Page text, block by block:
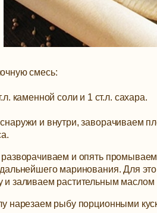
смесь:
каменной соли и 1 ст.л. сахара.
и внутри, заворачиваем
и опять
маринования. Для
и заливаем растительным маслом
нарезаем рыбу порционными